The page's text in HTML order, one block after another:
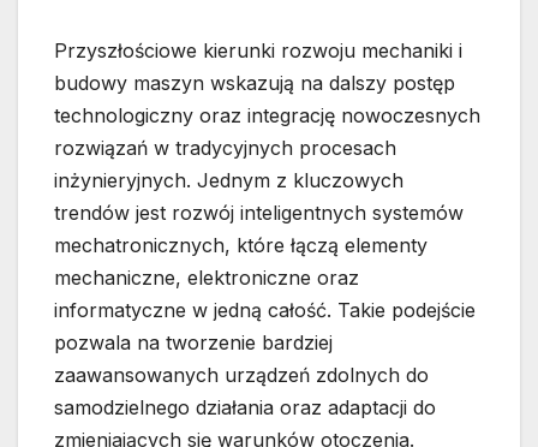
Przyszłościowe kierunki rozwoju mechaniki i
budowy maszyn wskazują na dalszy postęp
technologiczny oraz integrację nowoczesnych
rozwiązań w tradycyjnych procesach
inżynieryjnych. Jednym z kluczowych
trendów jest rozwój inteligentnych systemów
mechatronicznych, które łączą elementy
mechaniczne, elektroniczne oraz
informatyczne w jedną całość. Takie podejście
pozwala na tworzenie bardziej
zaawansowanych urządzeń zdolnych do
samodzielnego działania oraz adaptacji do
zmieniających się warunków otoczenia.